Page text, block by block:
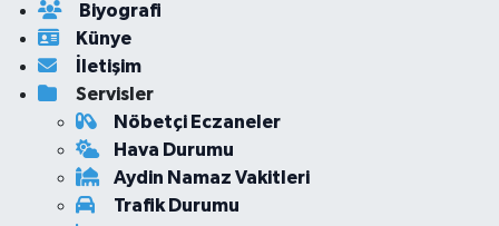
Biyografi
Künye
İletişim
Servisler
Nöbetçi Eczaneler
Hava Durumu
Aydin Namaz Vakitleri
Trafik Durumu